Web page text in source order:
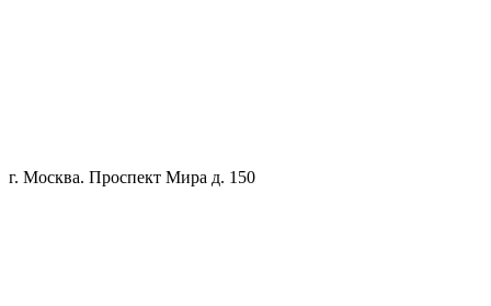
г. Москва. Проспект Мира д. 150